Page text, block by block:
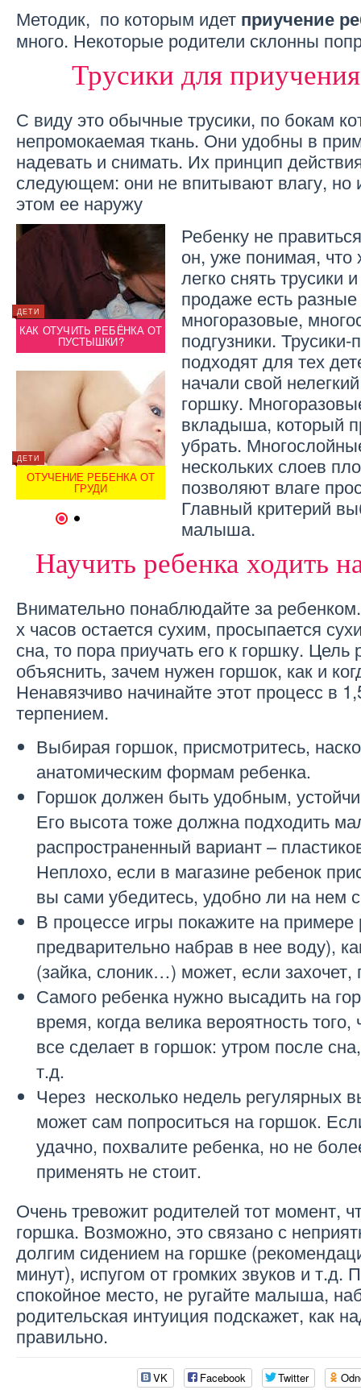
Методик, по которым идет приучение
много. Некоторые родители склонны
Трусики для
С виду это обычные трусики, по бокам
непромокаемая ткань. Они удобны в
надевать и снимать. Их принцип
следующем: они не впитывают влагу, но
этом ее наружу
ДЕТИ
КАК ОТУЧИТЬ РЕБЁНКА ОТ
ПУСТЫШКИ?
ДЕТИ
ОТУЧЕНИЕ РЕБЕНКА ОТ
ГРУДИ
ИНТЕРЕСНОЕ
ОТЗЫВ О ДЕСИТИН ПРИ
ОПРЕЛОСТЯХ У РЕБЕНКА
ДЕТИ
ПЕРЕХОДНЫЙ ВОЗРАСТ
РЕБЁНКА
КАК
Ребенку не
он, уже понимая, что
легко снять трусики
продаже есть разные
многоразовые,
подгузники.
подходят для тех
начали свой
горшку.
вкладыша, который
убрать.
нескольких слоев
позволяют влаге
Главный критерий
малыша.
Научить ребенка ходить
Внимательно понаблюдайте за
х часов остается сухим, просыпается
сна, то пора приучать его к горшку. Цель
объяснить, зачем нужен горшок, как и
Ненавязчиво начинайте этот процесс в
терпением.
Выбирая горшок, присмотритесь,
анатомическим формам ребенка.
Горшок должен быть удобным,
Его высота тоже должна подходить
распространенный вариант –
Неплохо, если в магазине ребенок
вы сами убедитесь, удобно ли на нем
В процессе игры покажите на примере
предварительно набрав в нее воду),
(зайка, слоник…) может, если захочет,
Самого ребенка нужно высадить на
время, когда велика вероятность
все сделает в горшок: утром после
т.д.
Через несколько недель регулярных
может сам попроситься на горшок.
удачно, похвалите ребенка, но не
применять не стоит.
Очень тревожит родителей тот момент,
горшка. Возможно, это связано с
долгим сидением на горшке
минут), испугом от громких звуков и т.д.
спокойное место, не ругайте малыша,
родительская интуиция подскажет, как
правильно.
VK Facebook Twitter